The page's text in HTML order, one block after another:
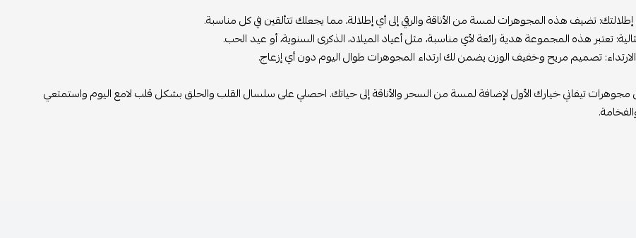
تضيف هذه المجوهرات لمسة من الأناقة والرقي إلى أي إطلالة، مما يجعلك تتألقين في كل مناسبة.
تعتبر هذه المجموعة هدية رائعة لأي مناسبة، مثل أعياد الميلاد، الذكرى السنوية، أو عيد الحب.
تصميم مريح وخفيف الوزن يضمن لك ارتداء المجوهرات طوال اليوم دون أي إزعاج.
تيفاني خيارك الأول لإضافة لمسة من السحر والأناقة إلى حياتك. احصلي على سلسال القلب والحلق بشكل قلب لامع اليوم واستمتعي